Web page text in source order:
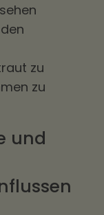
zu
zu
und